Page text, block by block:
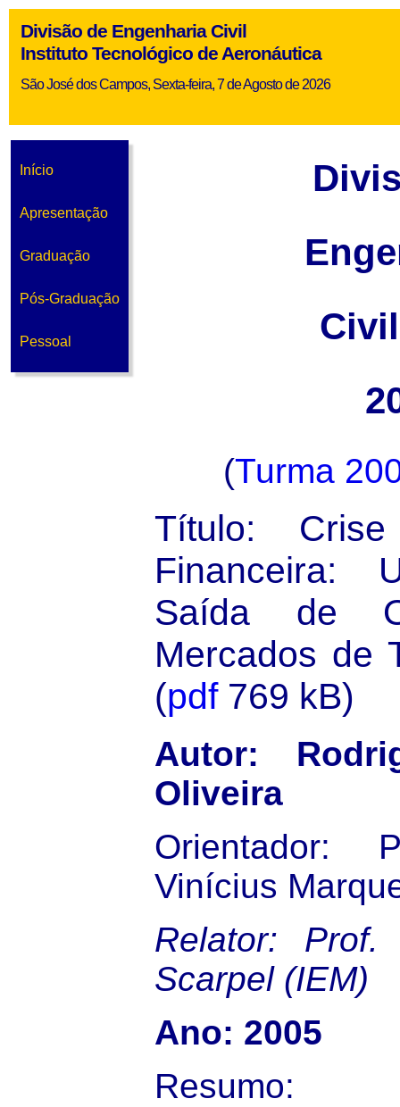
Divisão de Engenharia Civil
Instituto Tecnológico de Aeronáutica
São José dos Campos, Sexta-feira, 7 de Agosto de 2026
Início
Apresentação
Graduação
Pós-Graduação
Pessoal
(Turma
Título:
Financeira:
Saída de
Mercados de
(pdf769 kB)
Autor:
Oliveira
Orientador:
Vinícius
Relator: Prof.
Scarpel (IEM)
Ano: 2005
Resumo: